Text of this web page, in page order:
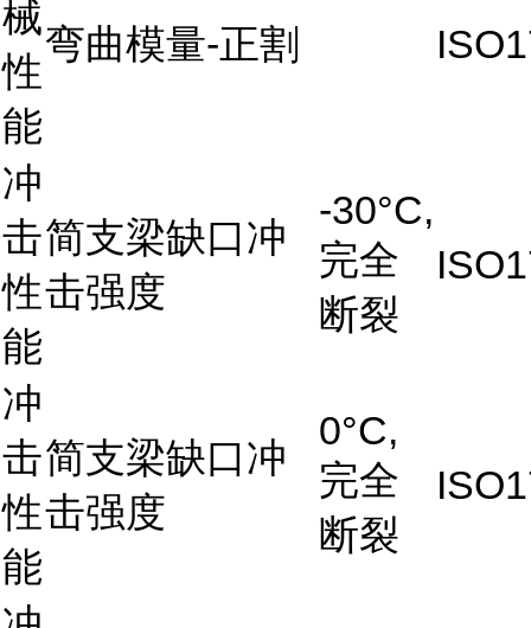
械
性
能
弯曲模量-正割
冲
击
性
能
简支梁缺口冲
击强度
-30°C,
完全
断裂
冲
击
性
能
简支梁缺口冲
击强度
0°C,
完全
断裂